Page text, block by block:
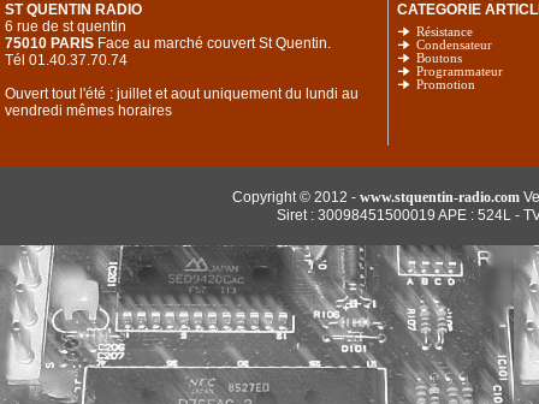
ST QUENTIN RADIO
6 rue de st quentin
75010 PARIS Face au marché couvert St Quentin.
Tél 01.40.37.70.74
Ouvert tout l'été : juillet et aout uniquement du lundi au
vendredi mêmes horaires
CATEGORIE
Résistance
Condensateur
Boutons
Programmateur
Promotion
Copyright © 2012 - www.stquentin-radio.com
Siret : 30098451500019 APE : 524L -